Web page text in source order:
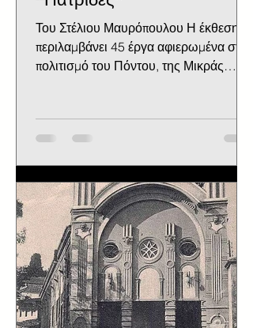
Του Στέλιου Μαυρόπουλου Η έκθεση
περιλαμβάνει 45 έργα αφιερωμένα στον
πολιτισμό του Πόντου, της Μικράς